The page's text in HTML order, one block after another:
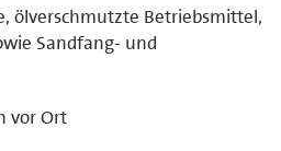
ölverschmutzte Betriebsmittel,
Sandfang- und
vor Ort